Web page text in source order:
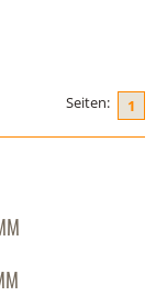
Seiten: 1